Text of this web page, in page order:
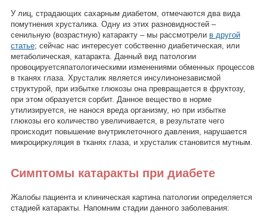
У лиц, страдающих сахарным диабетом, отмечаются два вида
помутнения хрусталика. Одну из этих разновидностей –
сенильную (возрастную) катаракту – мы рассмотрели в другой
статье; сейчас нас интересует собственно диабетическая, или
метаболическая, катаракта. Данный вид патологии
провоцируетсяпатологическими изменениями обменных процессов
в тканях глаза. Хрусталик является инсулинонезависмой
структурой, при избытке глюкозы она превращается в фруктозу,
при этом образуется сорбит. Данное вещество в норме
утилизируется, не нанося вреда организму, но при избытке
глюкозы его количество увеличивается, в результате чего
происходит повышение внутриклеточного давления, нарушается
микроциркуляция в тканях глаза, и хрусталик становится мутным.
Симптомы катаракты при диабете
Жалобы пациента и клиническая картина патологии определяется
стадией катаракты. Напомним стадии данного заболевания: